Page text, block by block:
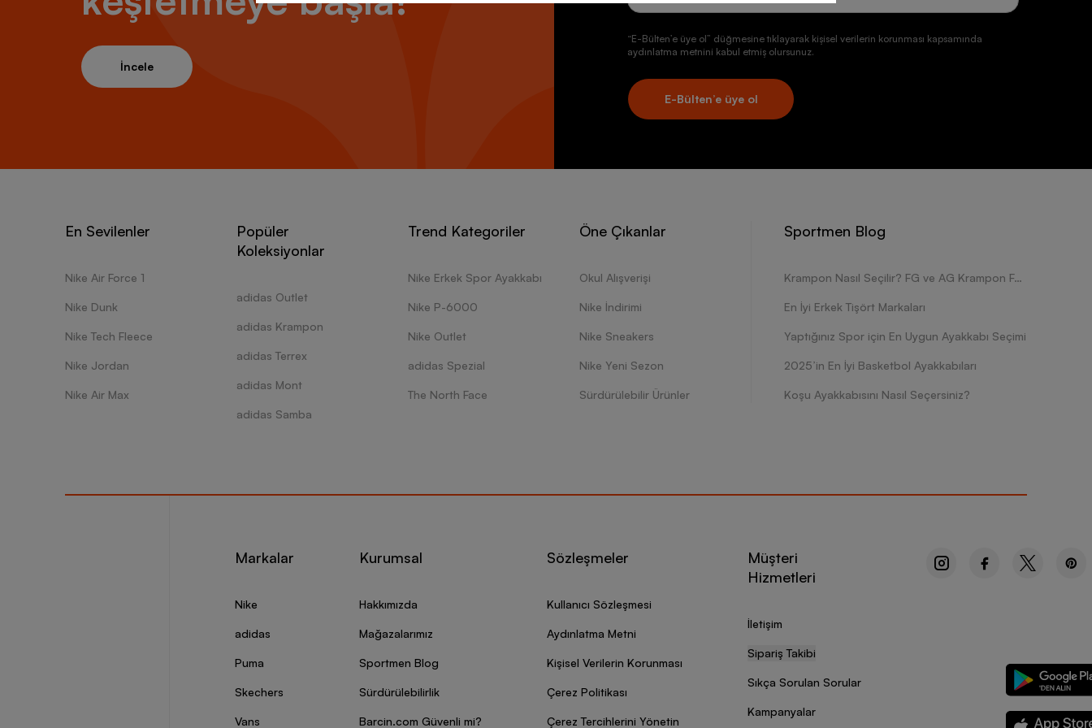
İncele
“E-Bülten’e üye ol” düğmesine tıklayarak kişisel verilerin korunması kapsamında
aydınlatma metnini kabul etmiş olursunuz.
E-Bülten’e üye ol
En Sevilenler
Nike Air Force 1
Nike Dunk
Nike Tech Fleece
Nike Jordan
Nike Air Max
Popüler
Koleksiyonlar
adidas Outlet
adidas Krampon
adidas Terrex
adidas Mont
adidas Samba
Trend Kategoriler
Nike Erkek Spor Ayakkabı
Nike P-6000
Nike Outlet
adidas Spezial
The North Face
Öne Çıkanlar
Okul Alışverişi
Nike İndirimi
Nike Sneakers
Nike Yeni Sezon
Sürdürülebilir Ürünler
Sportmen Blog
Krampon Nasıl Seçilir? FG ve AG Krampon Farkları Nelerdir?
En İyi Erkek Tişört Markaları
Yaptığınız Spor için En Uygun Ayakkabı Seçimi
2025’in En İyi Basketbol Ayakkabıları
Koşu Ayakkabısını Nasıl Seçersiniz?
Markalar
Nike
adidas
Puma
Skechers
Vans
Kurumsal
Hakkımızda
Mağazalarımız
Sportmen Blog
Sürdürülebilirlik
Barcin.com Güvenli mi?
Sözleşmeler
Kullanıcı Sözleşmesi
Aydınlatma Metni
Kişisel Verilerin Korunması
Çerez Politikası
Çerez Tercihlerini Yönetin
Müşteri
Hizmetleri
İletişim
Sipariş Takibi
Sıkça Sorulan Sorular
Kampanyalar